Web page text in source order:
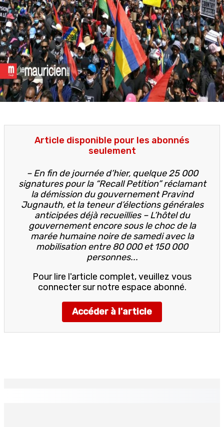
Article disponible pour les abonnés
seulement
– En fin de journée d’hier, quelque 25 000
signatures pour la “Recall Petition” réclamant
la démission du gouvernement Pravind
Jugnauth, et la teneur d’élections générales
anticipées déjà recueillies – L’hôtel du
gouvernement encore sous le choc de la
marée humaine noire de samedi avec la
mobilisation entre 80 000 et 150 000
personnes...
Pour lire l'article complet, veuillez vous
connecter sur notre espace abonné.
Accéder à l'article